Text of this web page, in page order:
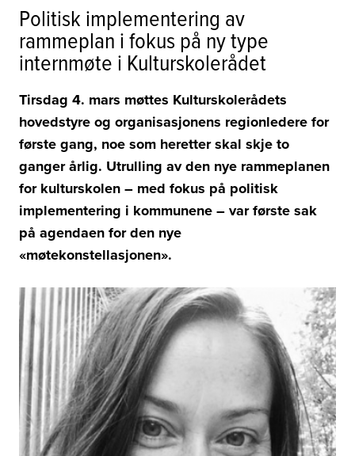
Politisk implementering av
rammeplan i fokus på ny type
internmøte i Kulturskolerådet
Tirsdag 4. mars møttes Kulturskolerådets
hovedstyre og organisasjonens regionledere for
første gang, noe som heretter skal skje to
ganger årlig. Utrulling av den nye rammeplanen
for kulturskolen – med fokus på politisk
implementering i kommunene – var første sak
på agendaen for den nye
«møtekonstellasjonen».